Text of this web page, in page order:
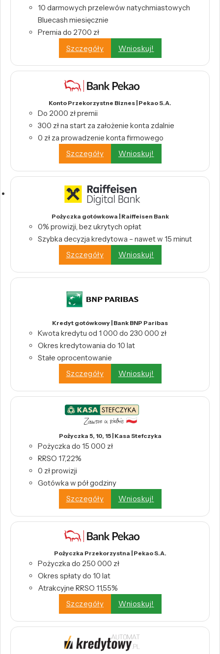
10 darmowych przelewów natychmiastowych
Bluecash miesięcznie
Premia do 2700 zł
Szczegóły
Wnioskuj!
Konto Przekorzystne Biznes | Pekao S.A.
Do 2000 zł premii
300 zł na start za założenie konta zdalnie
0 zł za prowadzenie konta firmowego
Szczegóły
Wnioskuj!
Pożyczka gotówkowa | Raiffeisen Bank
0% prowizji, bez ukrytych opłat
Szybka decyzja kredytowa – nawet w 15 minut
Szczegóły
Wnioskuj!
Kredyt gotówkowy | Bank BNP Paribas
Kwota kredytu od 1 000 do 230 000 zł
Okres kredytowania do 10 lat
Stałe oprocentowanie
Szczegóły
Wnioskuj!
Pożyczka 5, 10, 15 | Kasa Stefczyka
Pożyczka do 15 000 zł
RRSO 17,22%
0 zł prowizji
Gotówka w pół godziny
Szczegóły
Wnioskuj!
Pożyczka Przekorzystna | Pekao S.A.
Pożyczka do 250 000 zł
Okres spłaty do 10 lat
Atrakcyjne RRSO 11,55%
Szczegóły
Wnioskuj!